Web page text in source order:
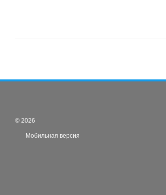
© 2026
Мобильная версия